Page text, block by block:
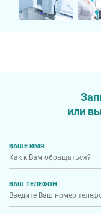
или
ВАШЕ ИМЯ
ВАШ ТЕЛЕФОН